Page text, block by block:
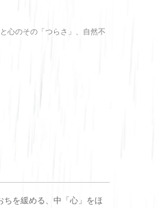
心のその「つらさ」、自然不
を緩める、中「心」をほ